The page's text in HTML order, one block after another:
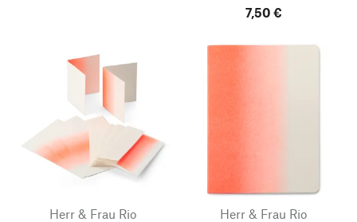
7,50 €
Herr & Frau Rio
Herr & Frau Rio